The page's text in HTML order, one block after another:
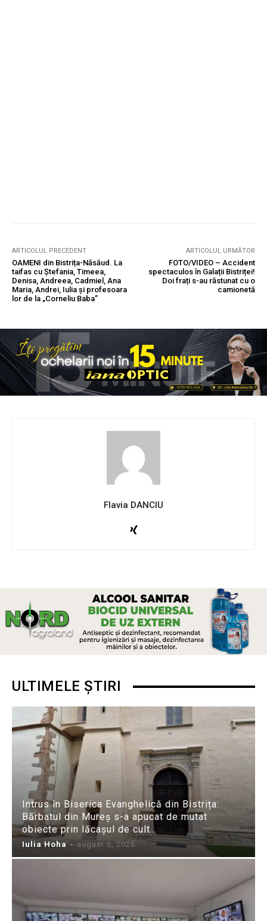
ARTICOLUL PRECEDENT
OAMENI din Bistrița-Năsăud. La
taifas cu Ştefania, Timeea,
Denisa, Andreea, Cadmiel, Ana
Maria, Andrei, Iulia și profesoara
lor de la „Corneliu Baba”
ARTICOLUL URMĂTOR
FOTO/VIDEO – Accident
spectaculos în Galații Bistriței!
Doi frați s-au răstunat cu o
camionetă
Flavia DANCIU
ULTIMELE ȘTIRI
Intrus în Biserica Evanghelică din Bistrița:
Bărbatul din Mureș s-a apucat de mutat
obiecte prin lăcașul de cult
Iulia Hoha - august 6, 2026